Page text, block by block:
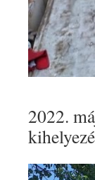
2022.